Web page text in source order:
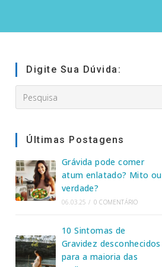
Digite Sua Dúvida:
this
Últimas Postagens
Grávida pode comer
atum enlatado? Mito ou
verdade?
06.03.25 / 0 COMENTÁRIO
10 Sintomas de
Gravidez desconhecidos
para a maioria das